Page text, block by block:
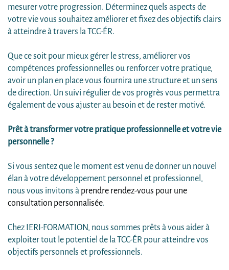
mesurer votre progression. Déterminez quels aspects de
votre vie vous souhaitez améliorer et fixez des objectifs clairs
à atteindre à travers la TCC-ÉR.
Que ce soit pour mieux gérer le stress, améliorer vos
compétences professionnelles ou renforcer votre pratique,
avoir un plan en place vous fournira une structure et un sens
de direction. Un suivi régulier de vos progrès vous permettra
également de vous ajuster au besoin et de rester motivé.
Prêt à transformer votre pratique professionnelle et votre vie
personnelle ?
Si vous sentez que le moment est venu de donner un nouvel
élan à votre développement personnel et professionnel,
nous vous invitons à prendre rendez-vous pour une
consultation personnalisée.
Chez IERI-FORMATION, nous sommes prêts à vous aider à
exploiter tout le potentiel de la TCC-ÉR pour atteindre vos
objectifs personnels et professionnels.